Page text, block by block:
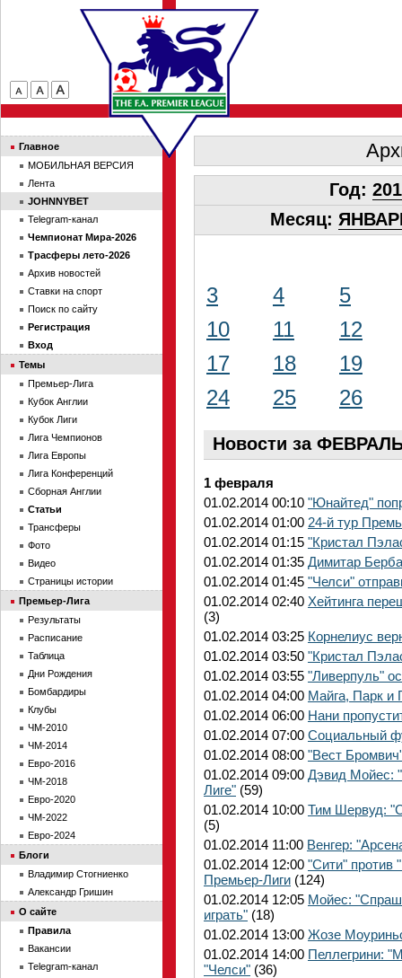
Год:
Месяц:
3 4
5
10
11
12
17
18
19
24
25 26
Новости за
1 февраля
01.02.2014 00:10 "Юнайтед"
01.02.2014 01:00 24-й тур
01.02.2014 01:15 "Кристал
01.02.2014 01:35 Димитар
01.02.2014 01:45 "Челси"
01.02.2014 02:40 Хейтинга
(3)
01.02.2014 03:25 Корнелиус
01.02.2014 03:50 "Кристал
01.02.2014 03:55 "Ливерпуль"
01.02.2014 04:00 Майга, Парк и
01.02.2014 06:00 Нани
01.02.2014 07:00 Социальный
01.02.2014 08:00 "Вест
01.02.2014 09:00 Дэвид Мойес:
Лиге" (59)
01.02.2014 10:00 Тим Шервуд:
(5)
01.02.2014 11:00 Венгер:
01.02.2014 12:00 "Сити" против
Премьер-Лиги (124)
01.02.2014 12:05 Мойес:
играть" (18)
01.02.2014 13:00 Жозе
01.02.2014 14:00 Пеллегрини:
"Челси" (36)
Главное
МОБИЛЬНАЯ ВЕРСИЯ
Лента
JOHNNYBET
Telegram-канал
Чемпионат Мира-2026
Трасферы лето-2026
Архив новостей
Ставки на спорт
Поиск по сайту
Регистрация
Вход
Темы
Премьер-Лига
Кубок Англии
Кубок Лиги
Лига Чемпионов
Лига Европы
Лига Конференций
Сборная Англии
Статьи
Трансферы
Фото
Видео
Страницы истории
Премьер-Лига
Результаты
Расписание
Таблица
Дни Рождения
Бомбардиры
Клубы
ЧМ-2010
ЧМ-2014
Евро-2016
ЧМ-2018
Евро-2020
ЧМ-2022
Евро-2024
Блоги
Владимир Стогниенко
Александр Гришин
О сайте
Правила
Вакансии
Telegram-канал